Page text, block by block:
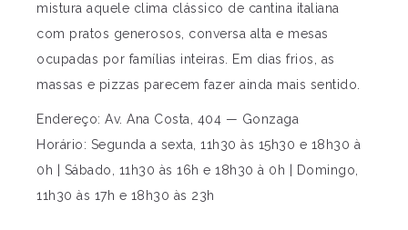
mistura aquele clima clássico de cantina italiana
com pratos generosos, conversa alta e mesas
ocupadas por famílias inteiras. Em dias frios, as
massas e pizzas parecem fazer ainda mais sentido.
Endereço: Av. Ana Costa, 404 — Gonzaga
Horário: Segunda a sexta, 11h30 às 15h30 e 18h30 à
0h | Sábado, 11h30 às 16h e 18h30 à 0h | Domingo,
11h30 às 17h e 18h30 às 23h